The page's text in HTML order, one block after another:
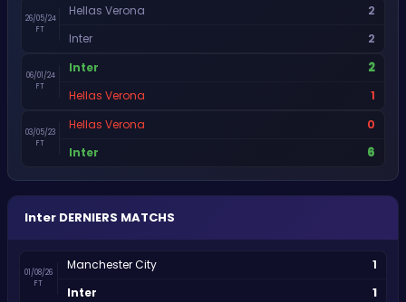
26/05/24
FT
Hellas Verona 2
Inter 2
06/01/24
FT
Inter 2
Hellas Verona 1
03/05/23
FT
Hellas Verona 0
Inter 6
Inter DERNIERS MATCHS
01/08/26
FT
Manchester City 1
Inter 1